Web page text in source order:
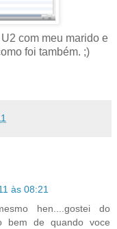
com meu marido e
foi também. ;)
às 08:21
hen....gostei do
bem de quando voce